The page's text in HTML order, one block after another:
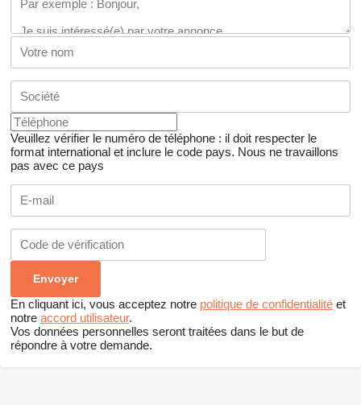
Veuillez vérifier le numéro de téléphone : il doit respecter le
format international et inclure le code pays. Nous ne travaillons
pas avec ce pays
En cliquant ici, vous acceptez notre politique de confidentialité et
notre accord utilisateur.
Vos données personnelles seront traitées dans le but de
répondre à votre demande.